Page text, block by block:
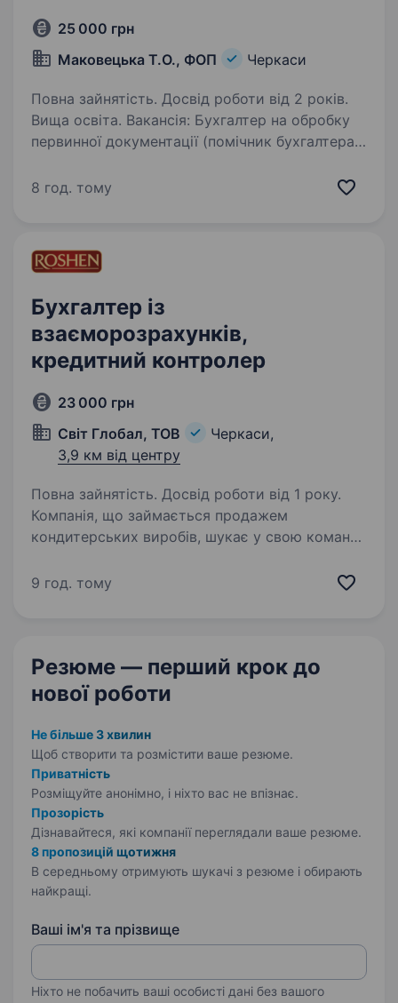
25 000 грн
Маковецька Т.О., ФОП
Черкаси
Повна зайнятість. Досвід роботи від 2 років.
Вища освіта. Вакансія: Бухгалтер на обробку
первинної документації (помічник бухгалтера)
Черкаси Вимоги: Досвід роботи на аналогічній
8 год. тому
Бухгалтер із
взаєморозрахунків,
кредитний контролер
23 000 грн
Світ Глобал, ТОВ
Черкаси,
3,9 км від центру
Повна зайнятість. Досвід роботи від 1 року.
Компанія, що займається продажем
кондитерських виробів, шукає у свою команду
взаєморозрахунків у м. Черкаси. Вимоги:
9 год. тому
Резюме — перший крок до
нової роботи
Не більше 3 хвилин
Щоб створити та розмістити ваше резюме.
Приватність
Розміщуйте анонімно, і ніхто вас не впізнає.
Прозорість
Дізнавайтеся, які компанії переглядали ваше резюме.
8 пропозицій щотижня
В середньому отримують шукачі з резюме і обирають
найкращі.
Ваші ім'я та прізвище
Ніхто не побачить ваші особисті дані без вашого